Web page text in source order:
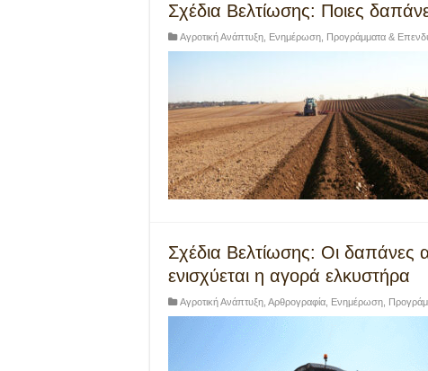
Σχέδια Βελτίωσης: Ποιες
Αγροτική Ανάπτυξη Ενημέρωση Προγράμματα &
Σχέδια Βελτίωσης: Οι δαπάνες
ενισχύεται η αγορά ελκυστήρα
Αγροτική Ανάπτυξη Αρθρογραφία Ενημέρωση